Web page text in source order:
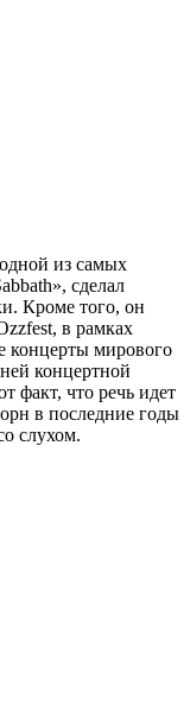
из самых
сделал
Кроме того, он
в рамках
концерты мирового
концертной
факт, что речь идет
в последние годы
слухом.